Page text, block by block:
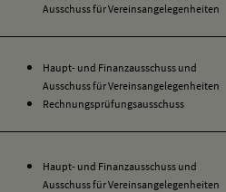
Ausschuss für Vereinsangelegenheiten
Haupt- und Finanzausschuss und
Ausschuss für Vereinsangelegenheiten
Rechnungsprüfungsausschuss
Haupt- und Finanzausschuss und
Ausschuss für Vereinsangelegenheiten